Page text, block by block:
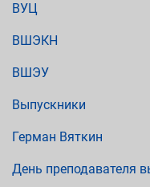
ВУЦ
ВШЭКН
ВШЭУ
Выпускники
Герман Вяткин
День преподавателя